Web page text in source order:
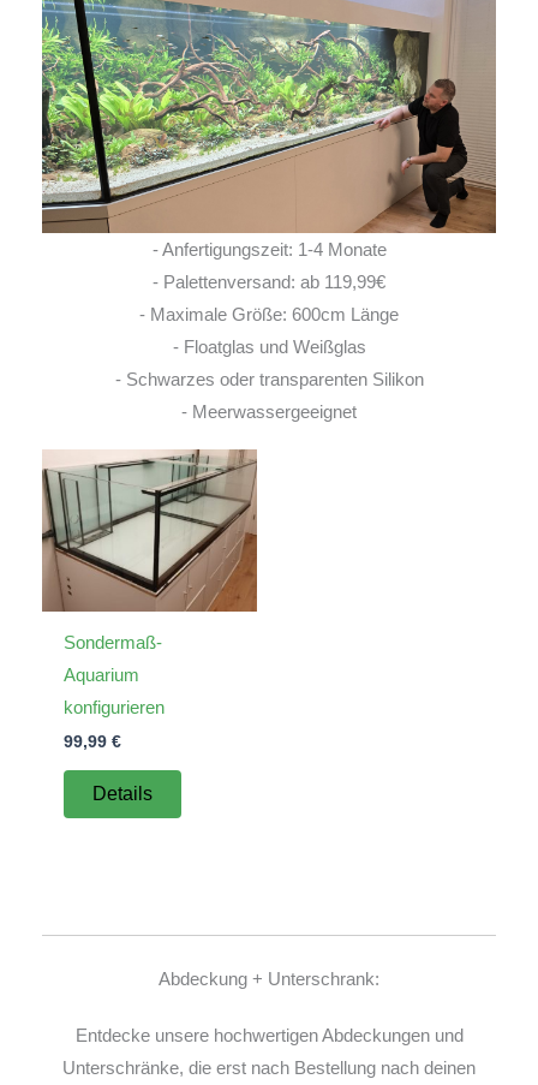
- Anfertigungszeit: 1-4 Monate
- Palettenversand: ab 119,99€
- Maximale Größe: 600cm Länge
- Floatglas und Weißglas
- Schwarzes oder transparenten Silikon
- Meerwassergeeignet
Sondermaß-
Aquarium
konfigurieren
99,99 €
Details
Abdeckung + Unterschrank:
Entdecke unsere hochwertigen Abdeckungen und
Unterschränke, die erst nach Bestellung nach deinen